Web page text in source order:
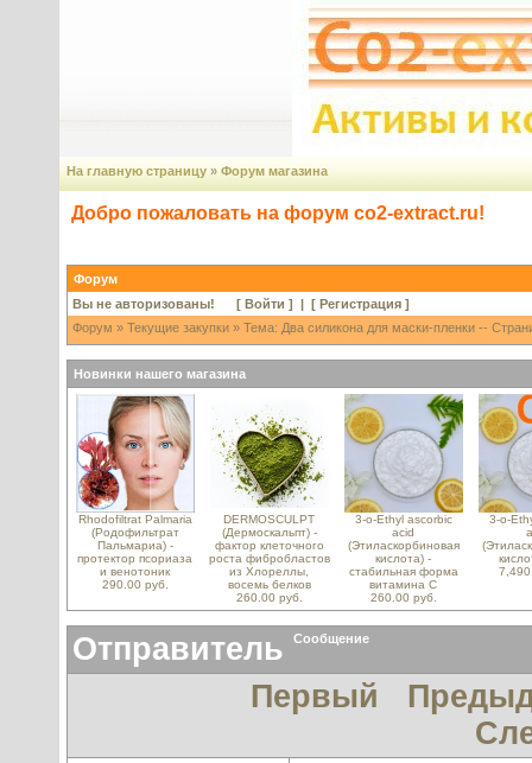
На главную страницу » Форум магазина
Добро пожаловать на форум co2-extract.ru!
Форум
Вы не авторизованы! [ Войти ] | [ Регистрация ]
Форум » Текущие закупки » Тема: Два силикона для маски-пленки --
Новинки нашего магазина
Rhodofiltrat Palmaria
(Родофильтрат
Пальмариа) -
протектор псориаза
и венотоник
290.00 руб.
DERMOSCULPT
(Дермоскальпт) -
фактор клеточного
роста фибробластов
из Хлореллы,
восемь белков
260.00 руб.
3-o-Ethyl ascorbic
acid
(Этиласкорбиновая
кислота) -
стабильная форма
витамина С
260.00 руб.
3-o-
Отправитель Сообщение
Первый